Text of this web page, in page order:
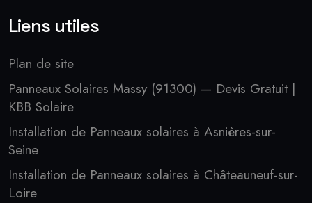
Liens utiles
Plan de site
Panneaux Solaires Massy (91300) — Devis Gratuit |
KBB Solaire
Installation de Panneaux solaires à Asnières-sur-
Seine
Installation de Panneaux solaires à Châteauneuf-sur-
Loire